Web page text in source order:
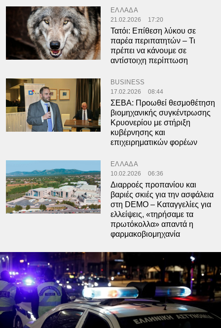
ΕΛΛΑΔΑ
21.02.2026 17:20
Τατόι: Επίθεση λύκου σε
παρέα περιπατητών – Τι
πρέπει να κάνουμε σε
αντίστοιχη περίπτωση
BUSINESS
17.02.2026 08:44
ΣΕΒΑ: Προωθεί θεσμοθέτηση
βιομηχανικής συγκέντρωσης
Κρυονερίου με στήριξη
κυβέρνησης και
επιχειρηματικών φορέων
ΕΛΛΑΔΑ
10.02.2026 06:36
Διαρροές προπανίου και
βαριές σκιές για την ασφάλεια
στη DEMO – Καταγγελίες για
ελλείψεις, «τηρήσαμε τα
πρωτόκολλα» απαντά η
φαρμακοβιομηχανία